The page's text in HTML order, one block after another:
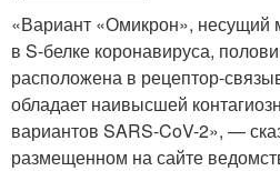
«Вариант «Омикрон»,
в S-белке коронавируса,
расположена в рецептор-
обладает наивысшей
вариантов SARS-CoV-2», —
размещенном на сайте